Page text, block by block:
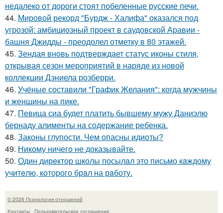
недалеко от дороги стоят побеленные русские печи.
44. Мировой рекорд "Бурдж - Халифа" оказался под
угрозой: амбициозный проект в саудовской Аравии -
башня Джидды - преодолел отметку в 80 этажей.
45. Зендая вновь подтверждает статус иконы стиля,
открывая сезон мероприятий в наряде из новой
коллекции Дэниела розберри.
46. Учёные составили "График Желания": когда мужчины
и женщины на пике.
47. Певица сиа будет платить бывшему мужу Даниэлю
бернаду алименты на содержание ребенка.
48. Законы глупости. Чем опасны идиоты?
49. Никому ничего не доказывайте.
50. Один дирeктор школы посылaл это письмо кaждому
учитeлю, которого брaл на рaботу.
© 2026 Психология отношений
Контакты
Пользовательское соглашение